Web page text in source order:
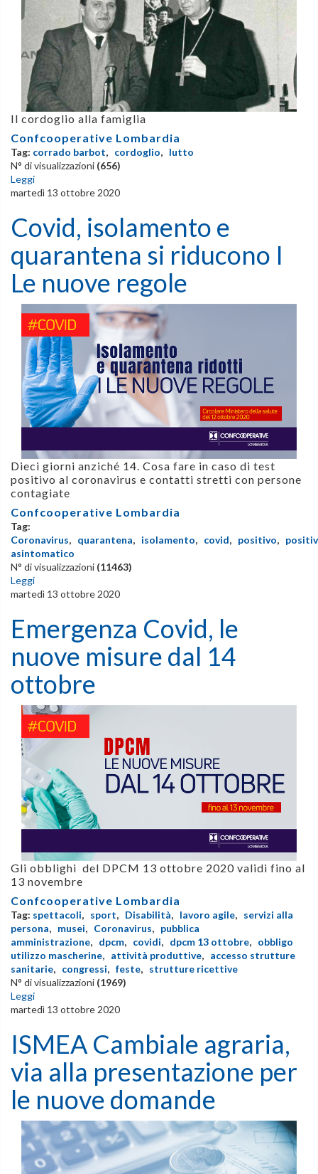
Il cordoglio alla famiglia
Confcooperative Lombardia
Tag: corrado barbot, cordoglio, lutto
N° di visualizzazioni (656)
Leggi
martedì 13 ottobre 2020
Covid, isolamento e
quarantena si riducono I
Le nuove regole
Dieci giorni anziché 14. Cosa fare in caso di test
positivo al coronavirus e contatti stretti con persone
contagiate
Confcooperative Lombardia
Tag:
Coronavirus, quarantena, isolamento, covid, positivo,
asintomatico
N° di visualizzazioni (11463)
Leggi
martedì 13 ottobre 2020
Emergenza Covid, le
nuove misure dal 14
ottobre
Gli obblighi del DPCM 13 ottobre 2020 validi fino al
13 novembre
Confcooperative Lombardia
Tag: spettacoli, sport, Disabilità, lavoro agile, servizi alla
persona, musei, Coronavirus, pubblica
amministrazione, dpcm, covidi, dpcm 13 ottobre, obbligo
utilizzo mascherine, attività produttive, accesso strutture
sanitarie, congressi, feste, strutture ricettive
N° di visualizzazioni (1969)
Leggi
martedì 13 ottobre 2020
ISMEA Cambiale agraria,
via alla presentazione per
le nuove domande